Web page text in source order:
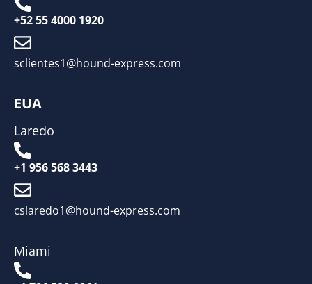
+52 55 4000 1920
sclientes1@hound-express.com
EUA
Laredo
+1 956 568 3443
cslaredo1@hound-express.com
Miami